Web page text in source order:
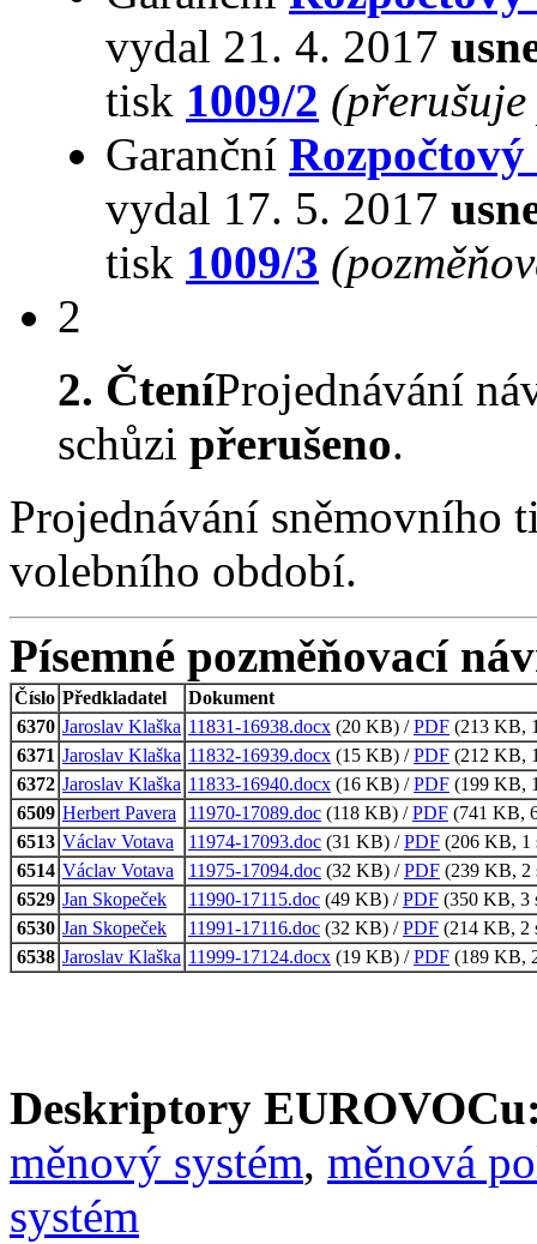
vydal 21. 4. 2017
tisk 1009/2
Garanční
vydal 17. 5. 2017
tisk 1009/3
2
2. ČteníProjednávání
schůzi přerušeno.
Projednávání sněmovního
volebního období.
Písemné pozměňovací
Číslo Předkladatel
Dokument
6370 Jaroslav Klaška 11831-16938.docx (20 KB) /PDF (213 KB,
6371 Jaroslav Klaška 11832-16939.docx (15 KB) /PDF (212 KB,
6372 Jaroslav Klaška 11833-16940.docx (16 KB) /PDF (199 KB,
6509 Herbert Pavera 11970-17089.doc (118 KB) /PDF (741 KB,
6513 Václav Votava 11974-17093.doc (31 KB) /PDF (206 KB, 1
6514 Václav Votava 11975-17094.doc (32 KB) /PDF (239 KB, 2
6529 Jan Skopeček 11990-17115.doc (49 KB) /PDF (350 KB, 3
6530 Jan Skopeček 11991-17116.doc (32 KB) /PDF (214 KB, 2
6538 Jaroslav Klaška 11999-17124.docx (19 KB) /PDF (189 KB,
Deskriptory
měnový systém, měnová
systém